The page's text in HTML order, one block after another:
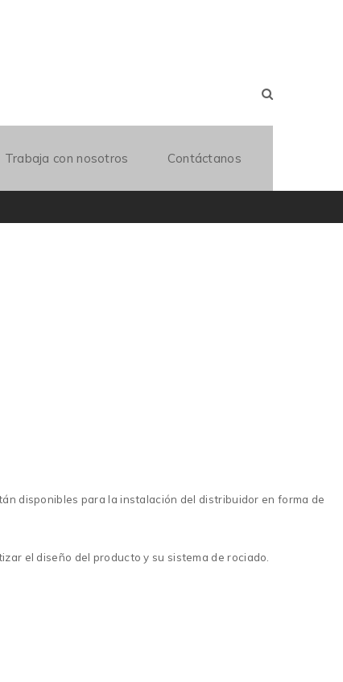
Trabaja con nosotros Contáctanos
disponibles para la instalación del distribuidor en forma de
el diseño del producto y su sistema de rociado.